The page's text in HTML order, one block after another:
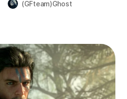
(GFteam)Ghost